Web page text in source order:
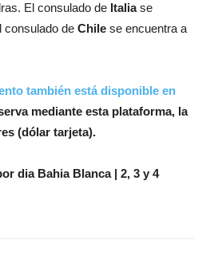
El consulado de Italiase
consulado de Chile se encuentra a
también está disponible en
mediante esta plataforma, la
(dólar tarjeta).
dia Bahia Blanca | 2, 3 y 4